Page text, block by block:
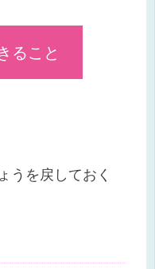
ること
うを戻しておく